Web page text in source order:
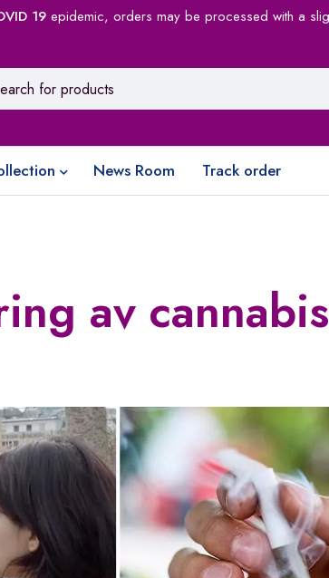
19epidemic, orders may be processed with a
News Room Track order
av cannabis